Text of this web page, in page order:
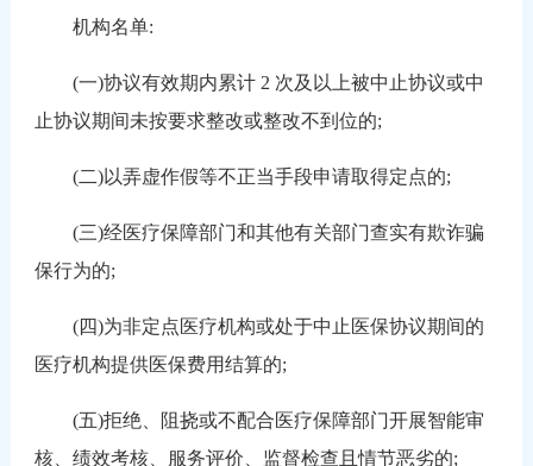
机构名单:
(一)协议有效期内累计 2 次及以上被中止协议或中
止协议期间未按要求整改或整改不到位的;
(二)以弄虚作假等不正当手段申请取得定点的;
(三)经医疗保障部门和其他有关部门查实有欺诈骗
保行为的;
(四)为非定点医疗机构或处于中止医保协议期间的
医疗机构提供医保费用结算的;
(五)拒绝、阻挠或不配合医疗保障部门开展智能审
核、绩效考核、服务评价、监督检查且情节恶劣的;